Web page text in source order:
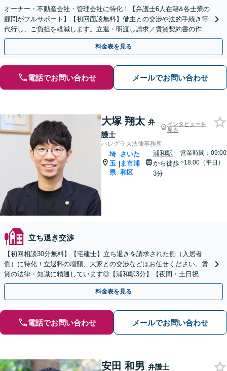
オーナー・不動産会社・管理会社に特化！【弁護士6人在籍&各士業の
顧問がフルサポート】【初回面談無料】借主との交渉や法的手続き等
代行し、ご負担を軽減します。立退・明渡し請求／賃貸契約書の作
成・チェックなどお気軽にご相談ください【北浦和駅2分】
料金表を見る
電話でお問い合わせ メールでお問い合わせ
大塚 翔太 弁
護士
インタビューを
見る
ハレグラス法律事務所
埼
玉
県
|
さいた
ま市浦
和区
浦和駅
から徒歩
3分
営業時間：09:00
~18:00（平日）
立ち退き交渉
【初回相談30分無料】【宅建士】立ち退きを請求された側（入居者
側）に特化！立退料の増額、大家との交渉などはお任せください。賃
貸の法律・知識に精通しています◎【浦和駅3分】【夜間・土日祝面
談可】
料金表を見る
電話でお問い合わせ メールでお問い合わせ
安田 和男 弁護士